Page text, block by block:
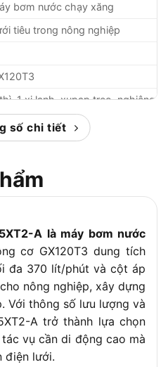
bơm nước chạy xăng
tiêu trong nông nghiệp
1 xi lanh, xupap treo, nghiêng
lít/phút
x 43.5mm
từ tính IC
± 2° BTDC
NGK / W20EPR-U,
nhớt cưỡng bức
lít
số chi tiết
A là máy bơm nước
cơ GX120T3 dung tích
đa 370 lít/phút và cột áp
nông nghiệp, xây dựng
Với thông số lưu lượng và
A trở thành lựa chọn
vụ cần di động cao mà
điện lưới.